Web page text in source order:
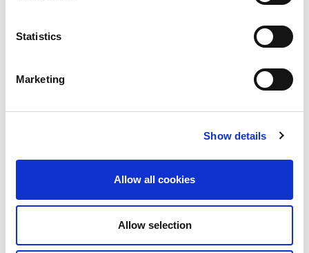
Statistics
Marketing
Show details
Allow all cookies
Allow selection
Un proceso de desarrollo ágil o Scrum es recomendable
en detalle.